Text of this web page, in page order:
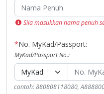
Sila masukkan nama penuh
*No. MyKad/Passport:
MyKad/Passport No.:
contoh: 880808118080,